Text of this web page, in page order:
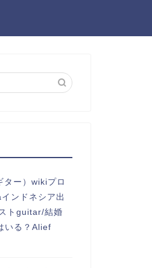
ー）wikiプロ
ンドネシア出
トguitar/結婚
いる？Alief